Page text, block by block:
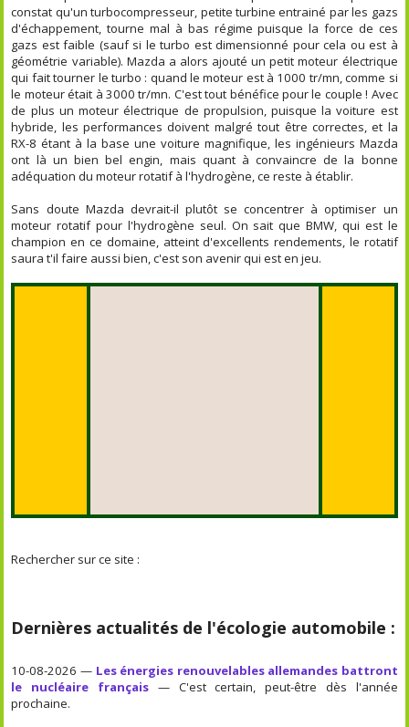
constat qu'un turbocompresseur, petite turbine entrainé par les gazs
d'échappement, tourne mal à bas régime puisque la force de ces
gazs est faible (sauf si le turbo est dimensionné pour cela ou est à
géométrie variable). Mazda a alors ajouté un petit moteur électrique
qui fait tourner le turbo : quand le moteur est à 1000 tr/mn, comme si
le moteur était à 3000 tr/mn. C'est tout bénéfice pour le couple ! Avec
de plus un moteur électrique de propulsion, puisque la voiture est
hybride, les performances doivent malgré tout être correctes, et la
RX-8 étant à la base une voiture magnifique, les ingénieurs Mazda
ont là un bien bel engin, mais quant à convaincre de la bonne
adéquation du moteur rotatif à l'hydrogène, ce reste à établir.
Sans doute Mazda devrait-il plutôt se concentrer à optimiser un
moteur rotatif pour l'hydrogène seul. On sait que BMW, qui est le
champion en ce domaine, atteint d'excellents rendements, le rotatif
saura t'il faire aussi bien, c'est son avenir qui est en jeu.
Rechercher sur ce site :
Dernières actualités de l'écologie automobile :
10-08-2026 — Les énergies renouvelables allemandes battront
le nucléaire français — C'est certain, peut-être dès l'année
prochaine.